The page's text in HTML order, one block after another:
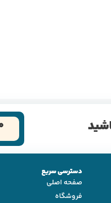
دسترسی سریع
صفحه اصلی
فروشگاه